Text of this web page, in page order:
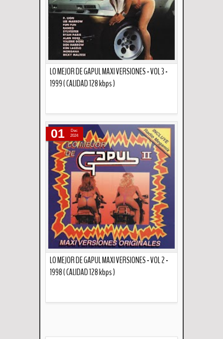
LO MEJOR DE GAPUL MAXI VERSIONES - VOL 3 -
1999 ( CALIDAD 128 kbps )
LO MEJOR DE GAPUL MAXI VERSIONES - VOL 2 -
1998 ( CALIDAD 128 kbps )
01
Dec
2024